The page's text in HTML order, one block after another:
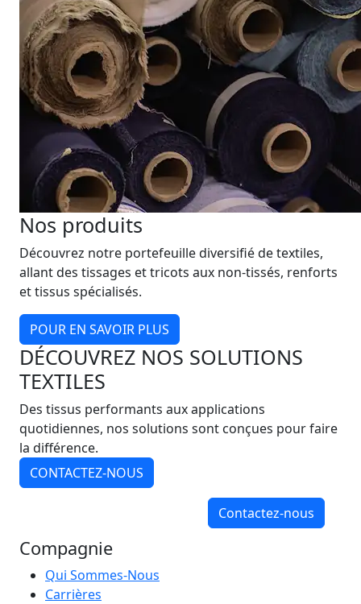
Nos produits
Découvrez notre portefeuille diversifié de textiles,
allant des tissages et tricots aux non-tissés, renforts
et tissus spécialisés.
POUR EN SAVOIR PLUS
DÉCOUVREZ NOS SOLUTIONS
TEXTILES
Des tissus performants aux applications
quotidiennes, nos solutions sont conçues pour faire
la différence.
CONTACTEZ-NOUS
Contactez-nous
Compagnie
Qui Sommes-Nous
Carrières